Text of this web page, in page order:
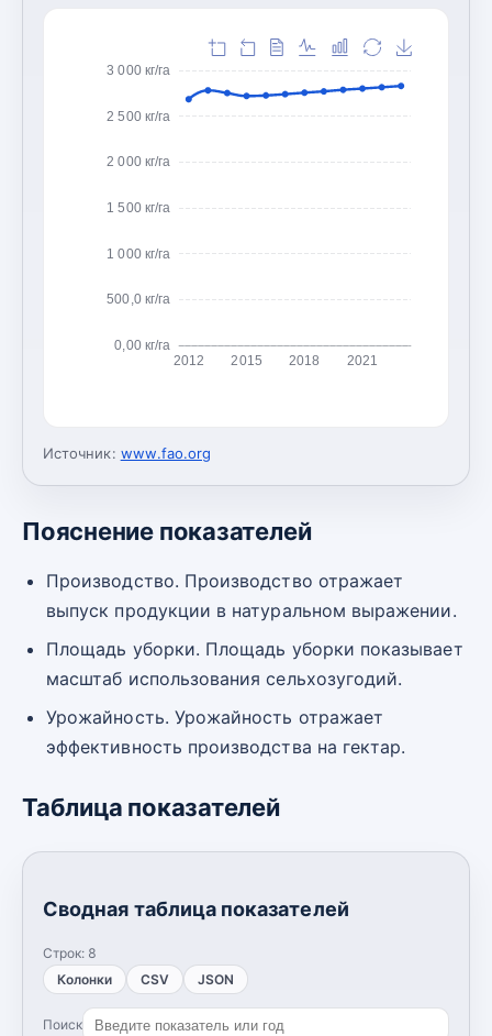
0,00 кг/га
500,0 кг/га
1 000 кг/га
1 500 кг/га
2 000 кг/га
2 500 кг/га
3 000 кг/га
2012 2015 2018 2021
Источник: www.fao.org
Пояснение показателей
Производство. Производство отражает
выпуск продукции в натуральном выражении.
Площадь уборки. Площадь уборки показывает
масштаб использования сельхозугодий.
Урожайность. Урожайность отражает
эффективность производства на гектар.
Таблица показателей
Сводная таблица показателей
Строк: 8
Колонки
CSV JSON
Поиск